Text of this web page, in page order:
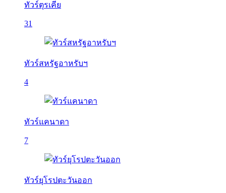
ทัวร์ตุรเคีย
31
ทัวร์สหรัฐอาหรับฯ
4
ทัวร์แคนาดา
7
ทัวร์ยุโรปตะวันออก